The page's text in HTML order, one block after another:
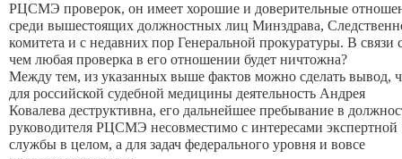
РЦСМЭ проверок, он имеет хорошие и доверительные
среди вышестоящих должностных лиц Минздрава,
комитета и с недавних пор Генеральной прокуратуры. В связи
чем любая проверка в его отношении будет ничтожна?
Между тем, из указанных выше фактов можно сделать вывод,
для российской судебной медицины деятельность Андрея
Ковалева деструктивна, его дальнейшее пребывание в
руководителя РЦСМЭ несовместимо с интересами экспертной
службы в целом, а для задач федерального уровня и вовсе